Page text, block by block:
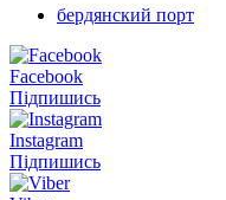
бердянский порт
Facebook
Підпишись
Instagram
Підпишись